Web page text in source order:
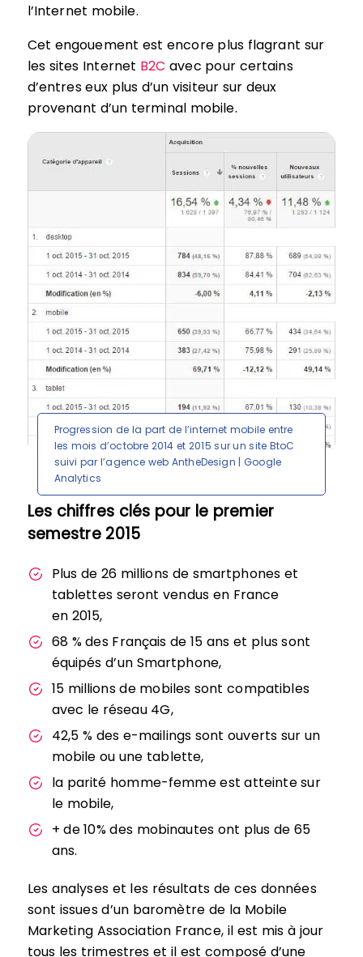
l’Internet mobile.
Cet engouement est encore plus flagrant sur
les sites Internet B2C avec pour certains
d’entres eux plus d’un visiteur sur deux
provenant d’un terminal mobile.
Progression de la part de l’internet mobile entre
les mois d’octobre 2014 et 2015 sur un site BtoC
suivi par l’agence web AntheDesign | Google
Analytics
Les chiffres clés pour le premier
semestre 2015
Plus de 26 millions de smartphones et
tablettes seront vendus en France
en 2015,
68 % des Français de 15 ans et plus sont
équipés d’un Smartphone,
15 millions de mobiles sont compatibles
avec le réseau 4G,
42,5 % des e-mailings sont ouverts sur un
mobile ou une tablette,
la parité homme-femme est atteinte sur
le mobile,
+ de 10% des mobinautes ont plus de 65
ans.
Les analyses et les résultats de ces données
sont issues d’un baromètre de la Mobile
Marketing Association France, il est mis à jour
tous les trimestres et il est composé d’une